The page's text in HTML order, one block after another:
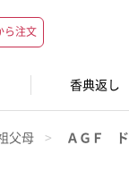
ら注文
香典返し
父母 ＡＧＦ ド